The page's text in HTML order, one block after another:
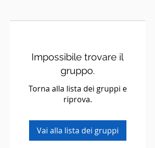
Impossibile trovare il
gruppo.
Torna alla lista dei gruppi e
riprova.
Vai alla lista dei gruppi